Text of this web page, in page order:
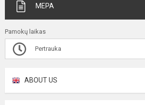
MEPA
Pamokų laikas
Pertrauka
ABOUT US